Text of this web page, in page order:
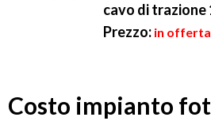
cavo di trazione
Prezzo: in offerta
Costo impianto